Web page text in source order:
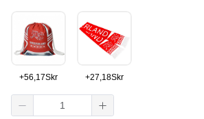
+56,17Skr +27,18Skr